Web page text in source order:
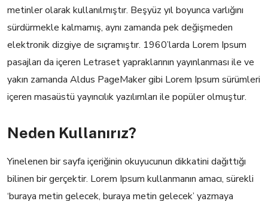
metinler olarak kullanılmıştır. Beşyüz yıl boyunca varlığını
sürdürmekle kalmamış, aynı zamanda pek değişmeden
elektronik dizgiye de sıçramıştır. 1960’larda Lorem Ipsum
pasajları da içeren Letraset yapraklarının yayınlanması ile ve
yakın zamanda Aldus PageMaker gibi Lorem Ipsum sürümleri
içeren masaüstü yayıncılık yazılımları ile popüler olmuştur.
Neden Kullanırız?
Yinelenen bir sayfa içeriğinin okuyucunun dikkatini dağıttığı
bilinen bir gerçektir. Lorem Ipsum kullanmanın amacı, sürekli
‘buraya metin gelecek, buraya metin gelecek’ yazmaya